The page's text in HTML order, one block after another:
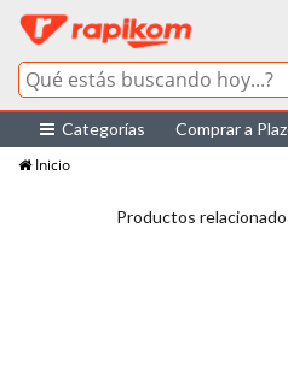
Categorías Comprar a
Inicio
Productos